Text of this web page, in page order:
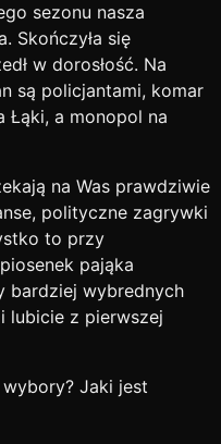
sezonu nasza
Skończyła się
w dorosłość. Na
są policjantami, komar
Łąki, a monopol na
na Was prawdziwie
polityczne zagrywki
to przy
pająka
bardziej wybrednych
lubicie z pierwszej
Jaki jest